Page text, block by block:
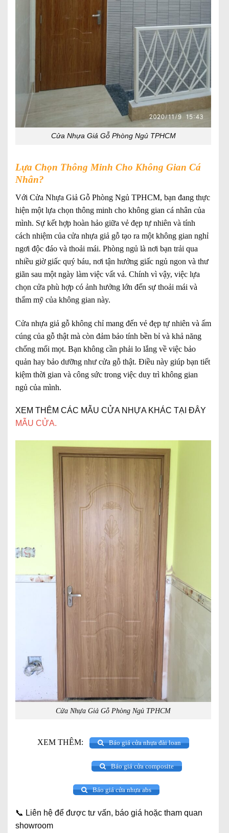
Cửa Nhựa Giả Gỗ Phòng Ngủ TPHCM
Lựa Chọn Thông Minh Cho Không Gian Cá
Nhân?
Với Cửa Nhựa Giả Gỗ Phòng Ngủ TPHCM, bạn đang thực
hiện một lựa chọn thông minh cho không gian cá nhân của
mình. Sự kết hợp hoàn hảo giữa vẻ đẹp tự nhiên và tính
cách nhiệm của cửa nhựa giả gỗ tạo ra một không gian nghỉ
ngơi độc đáo và thoải mái. Phòng ngủ là nơi bạn trải qua
nhiều giờ giấc quý báu, nơi tận hưởng giấc ngủ ngon và thư
giãn sau một ngày làm việc vất vả. Chính vì vậy, việc lựa
chọn cửa phù hợp có ảnh hưởng lớn đến sự thoải mái và
thẩm mỹ của không gian này.
Cửa nhựa giả gỗ không chỉ mang đến vẻ đẹp tự nhiên và ấm
cúng của gỗ thật mà còn đảm bảo tính bền bỉ và khả năng
chống mối mọt. Bạn không cần phải lo lắng về việc bảo
quản hay bảo dưỡng như cửa gỗ thật. Điều này giúp bạn tiết
kiệm thời gian và công sức trong việc duy trì không gian
ngủ của mình.
XEM THÊM CÁC MẪU CỬA NHỰA KHÁC TẠI ĐÂY
MẪU CỬA.
Cửa Nhựa Giả Gỗ Phòng Ngủ TPHCM
XEM THÊM: Báo giá cửa nhựa đài loan
Báo giá cửa composite
Báo giá cửa nhựa abs
📞 Liên hệ để được tư vấn, báo giá hoặc tham quan
showroom